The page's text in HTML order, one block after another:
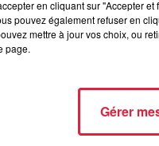
en cliquant sur "Accepter
pouvez également refuser en
mettre à jour vos choix, ou
page.
Gérer